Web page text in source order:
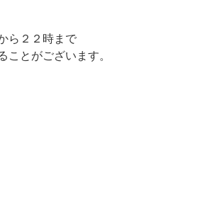
ら２２時まで
とがございます。